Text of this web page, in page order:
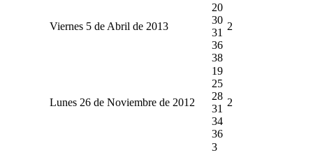
Viernes 5 de Abril de 2013
20
30
31
36
38
2
Lunes 26 de Noviembre de 2012
19
25
28
31
34
36
2
3